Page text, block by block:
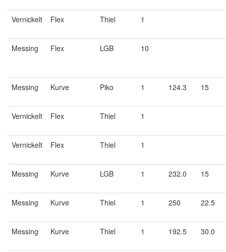
Vernickelt Flex Thiel 1
Messing Flex LGB 10
Messing Kurve Piko 1 124.3 15
Vernickelt Flex Thiel 1
Vernickelt Flex Thiel 1
Messing Kurve LGB 1 232.0 15
Messing Kurve Thiel 1 250 22.5
Messing Kurve Thiel 1 192.5 30.0